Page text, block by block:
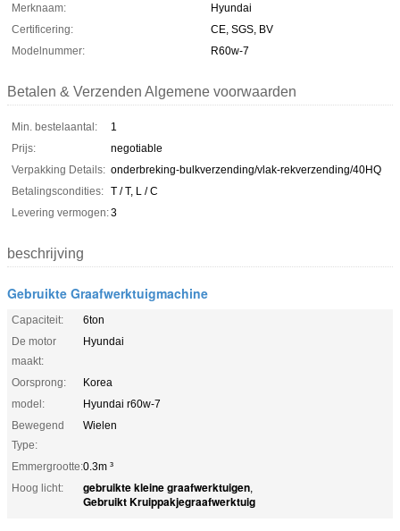
Merknaam:
Hyundai
Certificering:
CE, SGS, BV
Modelnummer:
R60w-7
Betalen & Verzenden Algemene voorwaarden
Min. bestelaantal:
1
Prijs:
negotiable
Verpakking Details: onderbreking-bulkverzending/vlak-rekverzending/40HQ
Betalingscondities: T / T, L / C
Levering vermogen:3
beschrijving
Gebruikte Graafwerktuigmachine
Capaciteit:
6ton
De motor
maakt:
Hyundai
Oorsprong:
Korea
model:
Hyundai r60w-7
Bewegend
Type:
Wielen
Emmergrootte:0.3m ³
Hoog licht:
gebruikte kleine graafwerktuigen,
Gebruikt Kruippakjegraafwerktuig